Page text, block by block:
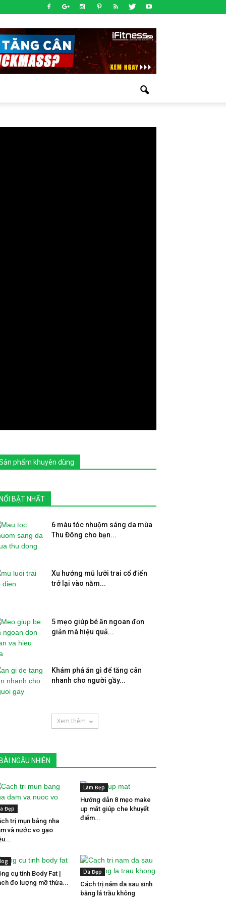
phẩm khuyên dùng
NỔI BẬT NHẤT
6 màu tóc nhuộm sáng da mùa
Thu Đông cho bạn...
Xu hướng mũ lưỡi trai cổ điển
trở lại vào năm...
5 mẹo giúp bé ăn ngoan đơn
giản mà hiệu quả...
Khám phá ăn gì để tăng cân
nhanh cho người gầy...
Xem thêm
BÀI NGẪU NHIÊN
Đẹp
trị mụn bằng nha
và nước vo gạo
Làm Đẹp
Hướng dẫn 8 mẹo make
up mắt giúp che khuyết
điểm...
cụ tính Body Fat |
đo lượng mỡ thừa...
Da Đẹp
Cách trị nám da sau sinh
bằng lá trầu không